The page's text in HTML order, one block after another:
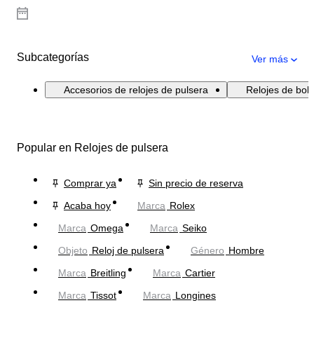
Subcategorías Ver más
Accesorios de relojes de pulsera Relojes de
Popular en Relojes de pulsera
Comprar ya
Sin precio de reserva
Acaba hoy
Marca Rolex
Marca Omega Marca Seiko
Objeto Reloj de pulsera Género Hombre
Marca Breitling Marca Cartier
Marca Tissot Marca Longines